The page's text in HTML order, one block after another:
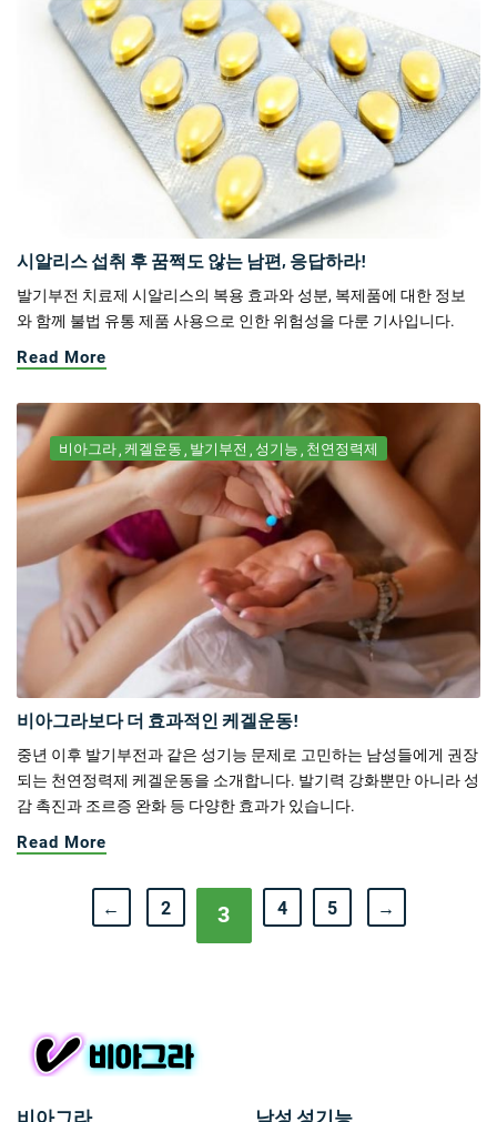
시알리스 섭취 후 꿈쩍도 않는 남편, 응답하라!
발기부전 치료제 시알리스의 복용 효과와 성분, 복제품에 대한 정보
와 함께 불법 유통 제품 사용으로 인한 위험성을 다룬 기사입니다.
Read More
비아그라 케겔운동 발기부전 성기능 천연정력제
비아그라보다 더 효과적인 케겔운동!
중년 이후 발기부전과 같은 성기능 문제로 고민하는 남성들에게 권장
되는 천연정력제 케겔운동을 소개합니다. 발기력 강화뿐만 아니라 성
감 촉진과 조르증 완화 등 다양한 효과가 있습니다.
Read More
← 2 3 4 5 →
비아그라 남성 성기능